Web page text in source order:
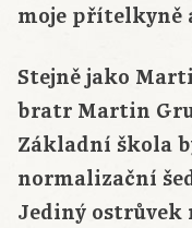
moje přítelkyně
Stejně jako
bratr Martin
Základní škola
normalizační
Jediný ostrůvek